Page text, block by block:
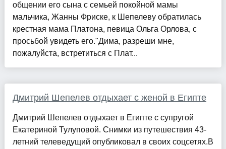
общении его сына с семьей покойной мамы
мальчика, Жанны Фриске, к Шепелеву обратилась
крестная мама Платона, певица Ольга Орлова, с
просьбой увидеть его."Дима, разреши мне,
пожалуйста, встретиться с Плат...
Дмитрий Шепелев отдыхает с женой в Египте
Дмитрий Шепелев отдыхает в Египте с супругой
Екатериной Тулуповой. Снимки из путешествия 43-
летний телеведущий опубликовал в своих соцсетях.В